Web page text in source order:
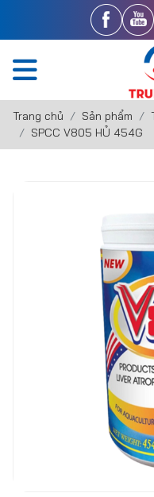
Trang chủ Sản phẩm
SPCC V805 HỦ 454G